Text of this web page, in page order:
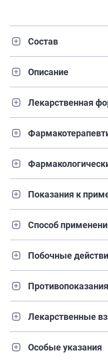
Состав
Описание
Лекарственная
Показания к
Способ
Побочные
Противопоказания
Лекарственные
Особые указания